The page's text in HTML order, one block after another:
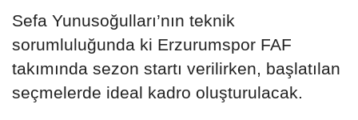
Sefa Yunusoğulları’nın teknik
sorumluluğunda ki Erzurumspor FAF
takımında sezon startı verilirken, başlatılan
seçmelerde ideal kadro oluşturulacak.